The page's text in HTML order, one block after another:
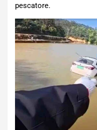
pescatore.